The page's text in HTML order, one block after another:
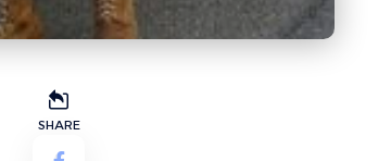
SHARE